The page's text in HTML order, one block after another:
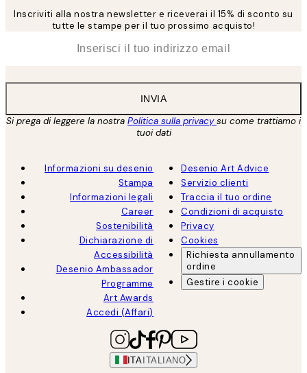
Inscriviti alla nostra newsletter e riceverai il 15% di sconto su
tutte le stampe per il tuo prossimo acquisto!
INVIA
Si prega di leggere la nostra Politica sulla privacysu come trattiamo i
tuoi dati
Informazioni su desenio
Stampa
Informazioni legali
Career
Sostenibilità
Dichiarazione di
Accessibilità
Desenio Ambassador
Programme
Art Awards
Accedi (Affari)
Desenio Art Advice
Servizio clienti
Traccia il tuo ordine
Condizioni di acquisto
Privacy
Cookies
Richiesta annullamento
ordine
Gestire i cookie
ITAITALIANO